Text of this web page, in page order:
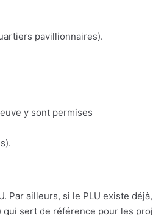
pavillionnaires).
y sont permises
Par ailleurs, si le PLU existe
qui sert de référence pour les